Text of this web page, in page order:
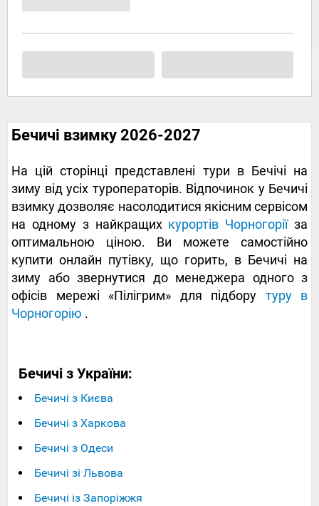
Бечичі взимку 2026-2027
На цій сторінці представлені тури в Бечічі на
зиму від усіх туроператорів. Відпочинок у Бечичі
взимку дозволяє насолодитися якісним сервісом
на одному з найкращих курортів Чорногоріїза
оптимальною ціною. Ви можете самостійно
купити онлайн путівку, що горить, в Бечичі на
зиму або звернутися до менеджера одного з
офісів мережі «Пілігрим» для підбору туру в
Чорногорію .
Бечичі з України:
Бечичі з Києва
Бечичі з Харкова
Бечичі з Одеси
Бечичі зі Львова
Бечичі із Запоріжжя